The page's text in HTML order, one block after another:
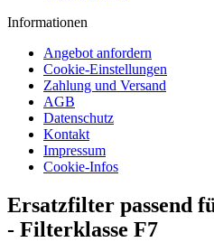
Informationen
Angebot anfordern
Cookie-Einstellungen
Zahlung und Versand
AGB
Datenschutz
Kontakt
Impressum
Cookie-Infos
Ersatzfilter passend
- Filterklasse F7